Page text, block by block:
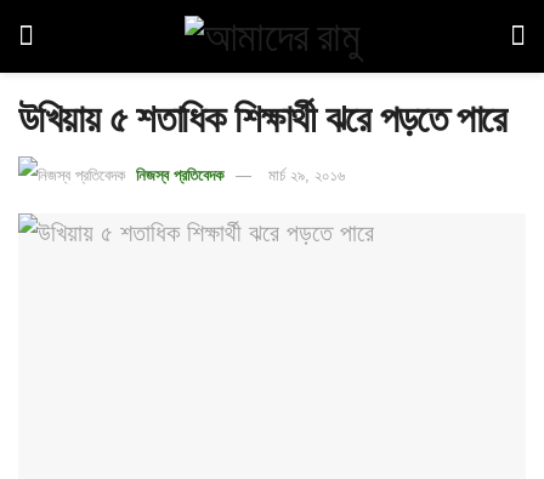
উখিয়ায় ৫ শতাধিক শিক্ষার্থী ঝরে পড়তে পারে
নিজস্ব প্রতিবেদক মার্চ ২৯, ২০১৬